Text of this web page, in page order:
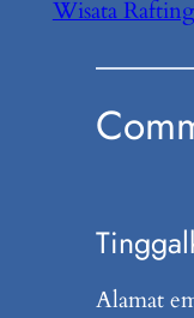
Wisata
Alamat